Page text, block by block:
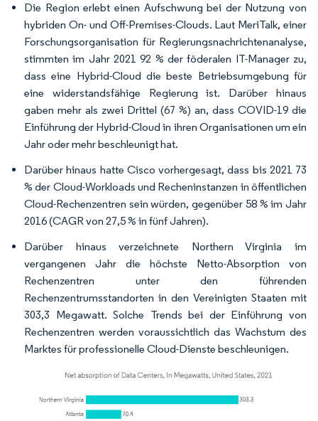
Die Region erlebt einen Aufschwung bei der Nutzung von
hybriden On- und Off-Premises-Clouds. Laut MeriTalk, einer
Forschungsorganisation für Regierungsnachrichtenanalyse,
stimmten im Jahr 2021 92 % der föderalen IT-Manager zu,
dass eine Hybrid-Cloud die beste Betriebsumgebung für
eine widerstandsfähige Regierung ist. Darüber hinaus
gaben mehr als zwei Drittel (67 %) an, dass COVID-19 die
Einführung der Hybrid-Cloud in ihren Organisationen um ein
Jahr oder mehr beschleunigt hat.
Darüber hinaus hatte Cisco vorhergesagt, dass bis 2021 73
% der Cloud-Workloads und Recheninstanzen in öffentlichen
Cloud-Rechenzentren sein würden, gegenüber 58 % im Jahr
2016 (CAGR von 27,5 % in fünf Jahren).
Darüber hinaus verzeichnete Northern Virginia im
vergangenen Jahr die höchste Netto-Absorption von
Rechenzentren unter den führenden
Rechenzentrumsstandorten in den Vereinigten Staaten mit
303,3 Megawatt. Solche Trends bei der Einführung von
Rechenzentren werden voraussichtlich das Wachstum des
Marktes für professionelle Cloud-Dienste beschleunigen.